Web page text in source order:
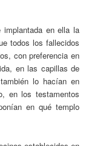
en ella la
todos los fallecidos
con preferencia en
en las capillas de
lo hacían en
en los testamentos
en qué templo